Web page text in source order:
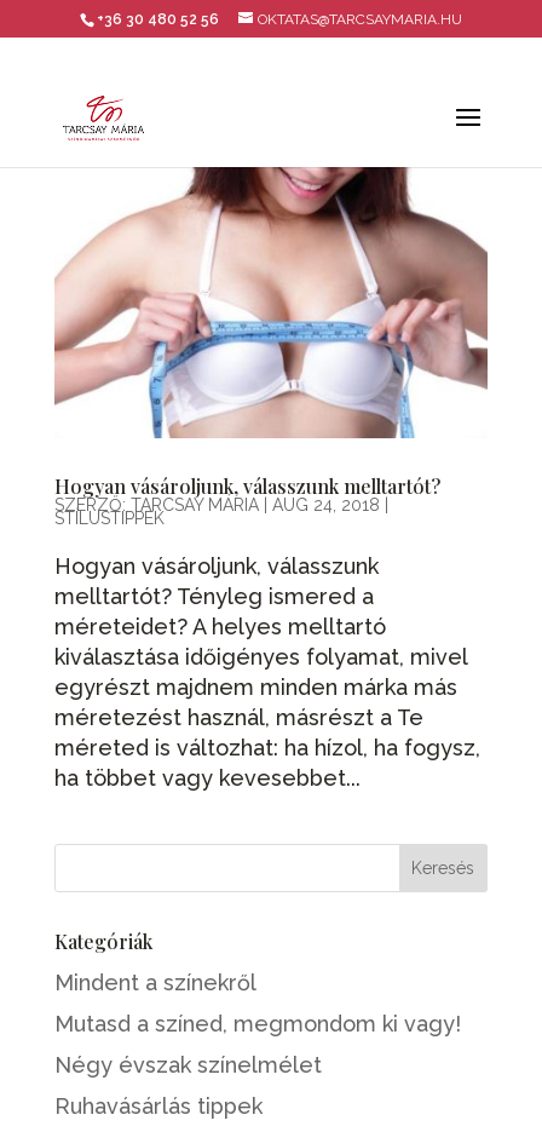
+36 30 480 52 56 OKTATAS@TARCSAYMARIA.HU
Hogyan vásároljunk, válasszunk melltartót?
SZERZŐ: TARCSAY MÁRIA| AUG 24, 2018
STÍLUSTIPPEK
Hogyan vásároljunk, válasszunk
melltartót? Tényleg ismered a
méreteidet? A helyes melltartó
kiválasztása időigényes folyamat, mivel
egyrészt majdnem minden márka más
méretezést használ, másrészt a Te
méreted is változhat: ha hízol, ha fogysz,
ha többet vagy kevesebbet...
Kategóriák
Mindent a színekről
Mutasd a színed, megmondom ki vagy!
Négy évszak színelmélet
Ruhavásárlás tippek